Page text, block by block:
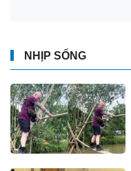
NHỊP SỐNG